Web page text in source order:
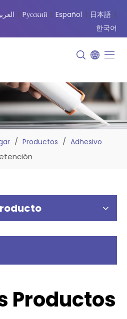
| Pусский | Español | 日本語 |
한국어
/ Productos / Adhesivo
Productos